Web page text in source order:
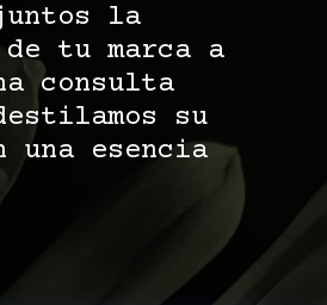
la
de tu marca a
consulta
su
una esencia